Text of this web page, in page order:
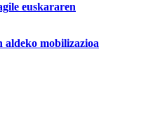
euskararen
mobilizazioa